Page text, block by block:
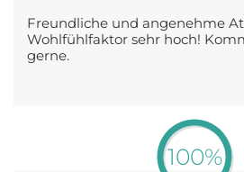
Freundliche und angenehme
Wohlfühlfaktor sehr hoch!
gerne.
100%